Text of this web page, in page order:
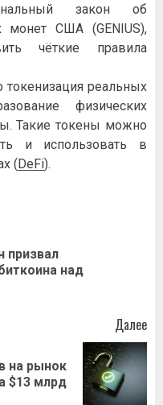
закон об
монет США (GENIUS),
чёткие правила
токенизация реальных
физических
Такие токены можно
и использовать в
(DeFi).
призвал
над
Далее
на рынок
$13 млрд